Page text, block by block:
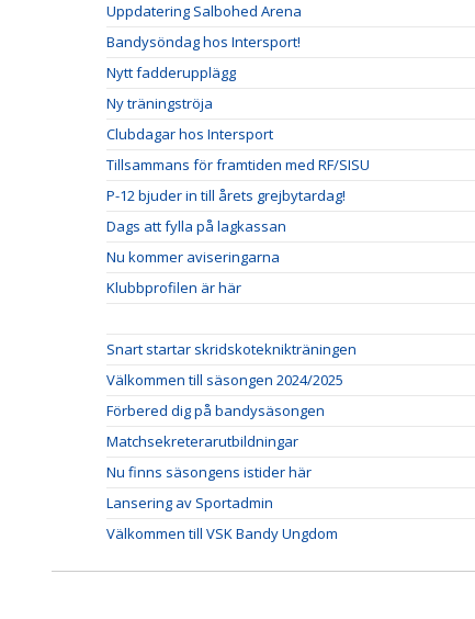
Uppdatering Salbohed Arena
Bandysöndag hos Intersport!
Nytt fadderupplägg
Ny träningströja
Clubdagar hos Intersport
Tillsammans för framtiden med RF/SISU
P-12 bjuder in till årets grejbytardag!
Dags att fylla på lagkassan
Nu kommer aviseringarna
Klubbprofilen är här
Snart startar skridskoteknikträningen
Välkommen till säsongen 2024/2025
Förbered dig på bandysäsongen
Matchsekreterarutbildningar
Nu finns säsongens istider här
Lansering av Sportadmin
Välkommen till VSK Bandy Ungdom